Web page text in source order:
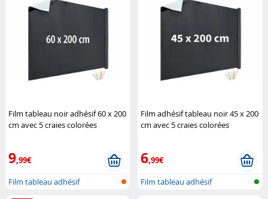
Film tableau noir adhésif 60 x 200
cm avec 5 craies colorées
9,99€
Film tableau adhésif
Film adhésif tableau noir 45 x 200
cm avec 5 craies colorées
6,99€
Film tableau adhésif